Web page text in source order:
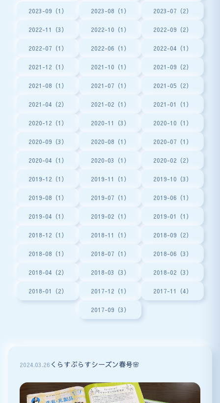
2023-09（1） 2023-08（1） 2023-07（2）
2022-11（3） 2022-10（1） 2022-09（2）
2022-07（1） 2022-06（1） 2022-04（1）
2021-12（1） 2021-10（1） 2021-09（2）
2021-08（1） 2021-07（1） 2021-05（2）
2021-04（2） 2021-02（1） 2021-01（1）
2020-12（1） 2020-11（3） 2020-10（1）
2020-09（3） 2020-08（1） 2020-07（1）
2020-04（1） 2020-03（1） 2020-02（2）
2019-12（1） 2019-11（1） 2019-10（3）
2019-08（1） 2019-07（1） 2019-06（1）
2019-04（1） 2019-02（1） 2019-01（1）
2018-12（1） 2018-11（1） 2018-09（2）
2018-08（1） 2018-07（1） 2018-06（3）
2018-04（2） 2018-03（3） 2018-02（3）
2018-01（2） 2017-12（1） 2017-11（4）
2017-09（3）
2024.03.26 くらすぷらすシーズン春号🌸